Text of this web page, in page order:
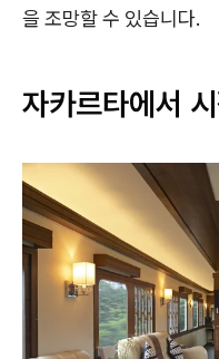
을 조망할 수 있습니다.
자카르타에서